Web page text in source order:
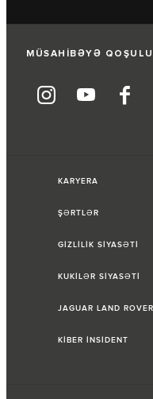
MÜSAHİBƏYƏ
KARYERA
ŞƏRTLƏR
GİZLİLİK SİYASƏTİ
KUKİLƏR SİYASƏTİ
JAGUAR LAND
KİBER İNSİDENT